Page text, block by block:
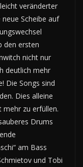
veränderter
Scheibe auf
den ersten
nicht nur
deutlich mehr
Die Songs sind
Dies alleine
mehr zu erfüllen.
Drums
am Bass
und Tobi